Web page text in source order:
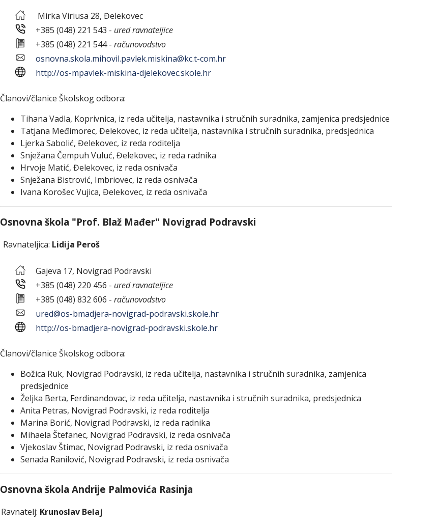
Mirka Viriusa 28, Đelekovec
+385 (048) 221 543 - ured ravnateljice
+385 (048) 221 544 - računovodstvo
osnovna.skola.mihovil.pavlek.miskina@kc.t-com.hr
http://os-mpavlek-miskina-djelekovec.skole.hr
Članovi/članice Školskog odbora:
Tihana Vadla, Koprivnica, iz reda učitelja, nastavnika i stručnih suradnika, zamjenica predsjednice
Tatjana Međimorec, Đelekovec, iz reda učitelja, nastavnika i stručnih suradnika, predsjednica
Ljerka Sabolić, Đelekovec, iz reda roditelja
Snježana Čempuh Vuluć, Đelekovec, iz reda radnika
Hrvoje Matić, Đelekovec, iz reda osnivača
Snježana Bistrović, Imbriovec, iz reda osnivača
Ivana Korošec Vujica, Đelekovec, iz reda osnivača
Osnovna škola "Prof. Blaž Mađer" Novigrad Podravski
Ravnateljica: Lidija Peroš
Gajeva 17, Novigrad Podravski
+385 (048) 220 456 - ured ravnateljice
+385 (048) 832 606 - računovodstvo
ured@os-bmadjera-novigrad-podravski.skole.hr
http://os-bmadjera-novigrad-podravski.skole.hr
Članovi/članice Školskog odbora:
Božica Ruk, Novigrad Podravski, iz reda učitelja, nastavnika i stručnih suradnika, zamjenica
predsjednice
Željka Berta, Ferdinandovac, iz reda učitelja, nastavnika i stručnih suradnika, predsjednica
Anita Petras, Novigrad Podravski, iz reda roditelja
Marina Borić, Novigrad Podravski, iz reda radnika
Mihaela Štefanec, Novigrad Podravski, iz reda osnivača
Vjekoslav Štimac, Novigrad Podravski, iz reda osnivača
Senada Ranilović, Novigrad Podravski, iz reda osnivača
Osnovna škola Andrije Palmovića Rasinja
Ravnatelj: Krunoslav Belaj